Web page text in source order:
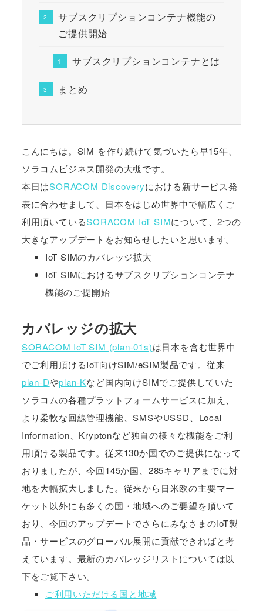
サブスクリプションコンテナ機能の
ご提供開始
サブスクリプションコンテナとは
まとめ
こんにちは。SIM を作り続けて気づいたら早15年、
ソラコムビジネス開発の大槻です。
本日はSORACOM Discoveryにおける新サービス発
表に合わせまして、日本をはじめ世界中で幅広くご
利用頂いているSORACOM IoT SIMについて、2つの
大きなアップデートをお知らせしたいと思います。
IoT SIMのカバレッジ拡大
IoT SIMにおけるサブスクリプションコンテナ
機能のご提開始
カバレッジの拡大
SORACOM IoT SIM (plan-01s)は日本を含む世界中
でご利用頂けるIoT向けSIM/eSIM製品です。従来
plan-Dやplan-Kなど国内向けSIMでご提供していた
ソラコムの各種プラットフォームサービスに加え、
より柔軟な回線管理機能、SMSやUSSD、Local
Information、Kryptonなど独自の様々な機能をご利
用頂ける製品です。従来130か国でのご提供になって
おりましたが、今回145か国、285キャリアまでに対
地を大幅拡大しました。従来から日米欧の主要マー
ケット以外にも多くの国・地域へのご要望を頂いて
おり、今回のアップデートでさらにみなさまのIoT製
品・サービスのグローバル展開に貢献できればと考
えています。最新のカバレッジリストについては以
下をご覧下さい。
ご利用いただける国と地域